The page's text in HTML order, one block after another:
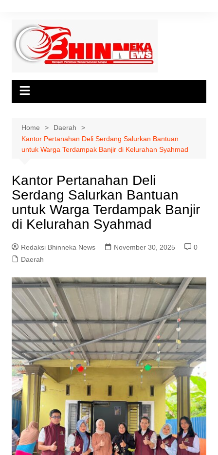
content
Home
Daerah
Kantor Pertanahan Deli Serdang Salurkan Bantuan
untuk Warga Terdampak Banjir di Kelurahan Syahmad
Kantor Pertanahan Deli
Serdang Salurkan Bantuan
untuk Warga Terdampak Banjir
di Kelurahan Syahmad
Redaksi Bhinneka News November 30, 2025
0
Daerah